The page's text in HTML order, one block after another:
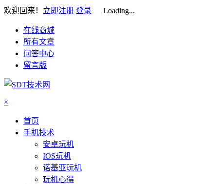
欢迎回来！ 立即注册 登录 Loading...
在线商城
所有文章
问答中心
留言版
×
首页
手机技术
安卓玩机
IOS玩机
诺基亚玩机
玩机心得